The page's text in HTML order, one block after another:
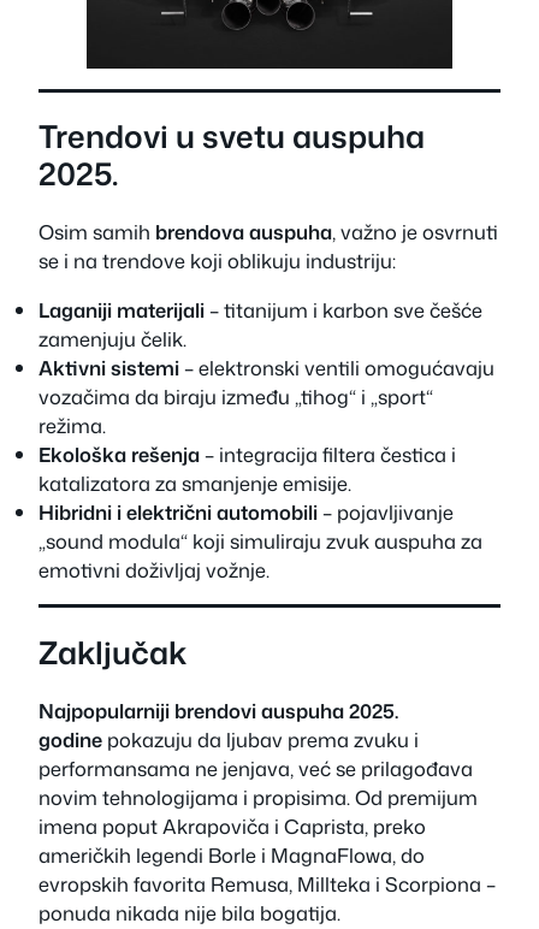
Trendovi u svetu auspuha
2025.
Osim samih brendova auspuha, važno je osvrnuti
se i na trendove koji oblikuju industriju:
Laganiji materijali– titanijum i karbon sve češće
zamenjuju čelik.
Aktivni sistemi– elektronski ventili omogućavaju
vozačima da biraju između „tihog“ i „sport“
režima.
Ekološka rešenja– integracija filtera čestica i
katalizatora za smanjenje emisije.
Hibridni i električni automobili– pojavljivanje
„sound modula“ koji simuliraju zvuk auspuha za
emotivni doživljaj vožnje.
Zaključak
Najpopularniji brendovi auspuha 2025.
godine pokazuju da ljubav prema zvuku i
performansama ne jenjava, već se prilagođava
novim tehnologijama i propisima. Od premijum
imena poput Akrapoviča i Caprista, preko
američkih legendi Borle i MagnaFlowa, do
evropskih favorita Remusa, Millteka i Scorpiona –
ponuda nikada nije bila bogatija.